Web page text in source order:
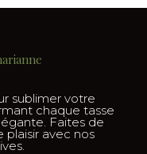
sublimer votre
chaque tasse
Faites de
avec nos